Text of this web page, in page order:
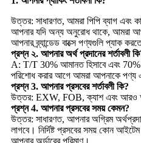
উত্তর: সাধারণত, আমরা পিপি ব্যাগ এবং
আপনার যদি অন্য অনুরোধ থাকে, আমরা
আপনার ব্র্যান্ডেড বাক্সে পণ্যগুলি প্যাক
প্রশ্ন ২. আপনার অর্থ প্রদানের শর্তাবলী
A: T/T 30% আমানত হিসাবে এবং 70%
পরিশোধ করার আগে আমরা আপনাকে পণ্য
প্রশ্ন 3. আপনার প্রসবের শর্তাবলী কি?
উত্তর: EXW, FOB, ক্যাশ এবং আরও
প্রশ্ন 4. আপনার প্রসবের সময় কেমন?
উত্তর: সাধারণত, আপনার অগ্রিম
লাগবে। নির্দিষ্ট প্রসবের সময় কোন
আপনার অর্ডারের পরিমাণ।